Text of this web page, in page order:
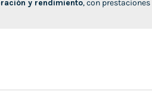
y rendimiento, con prestaciones